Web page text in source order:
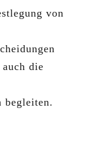
von
die
begleiten.